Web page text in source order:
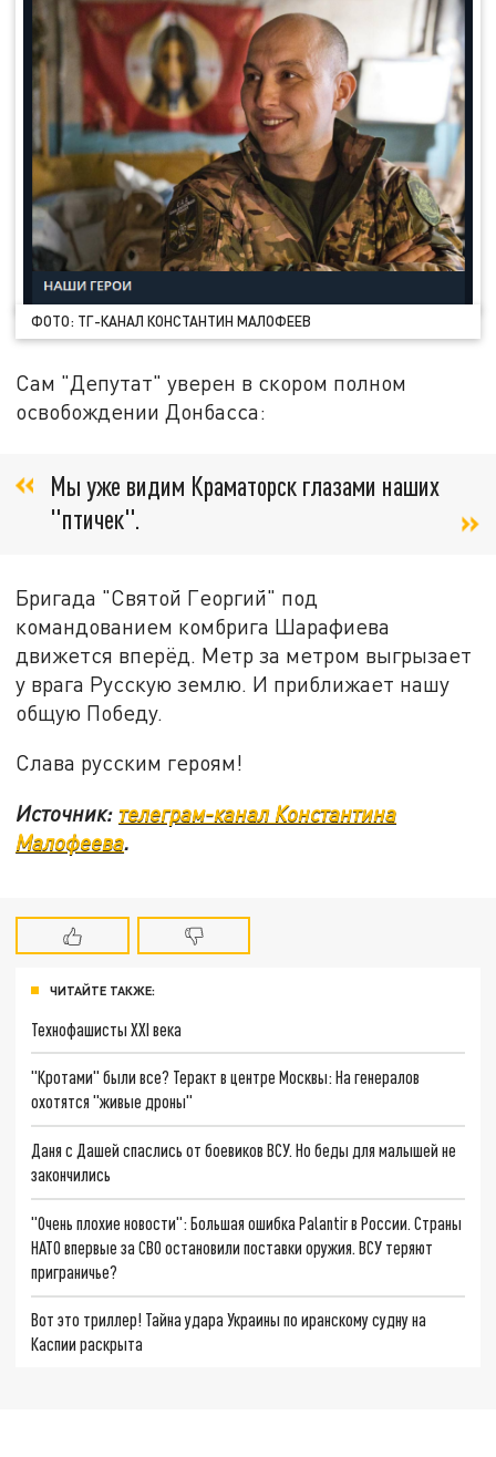
ФОТО: ТГ-КАНАЛ КОНСТАНТИН МАЛОФЕЕВ
Сам "Депутат" уверен в скором полном
освобождении Донбасса:
Мы уже видим Краматорск глазами наших
"птичек".
Бригада "Святой Георгий" под
командованием комбрига Шарафиева
движется вперёд. Метр за метром выгрызает
у врага Русскую землю. И приближает нашу
общую Победу.
Слава русским героям!
Источник: телеграм-канал Константина
Малофеева.
ЧИТАЙТЕ ТАКЖЕ:
Технофашисты XXI века
"Кротами" были все? Теракт в центре Москвы: На генералов
охотятся "живые дроны"
Даня с Дашей спаслись от боевиков ВСУ. Но беды для малышей не
закончились
"Очень плохие новости": Большая ошибка Palantir в России. Страны
НАТО впервые за СВО остановили поставки оружия. ВСУ теряют
приграничье?
Вот это триллер! Тайна удара Украины по иранскому судну на
Каспии раскрыта